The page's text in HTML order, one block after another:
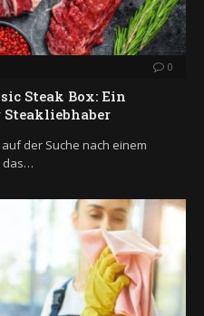
0
Steak Box: Ein
der Suche nach einem
das…